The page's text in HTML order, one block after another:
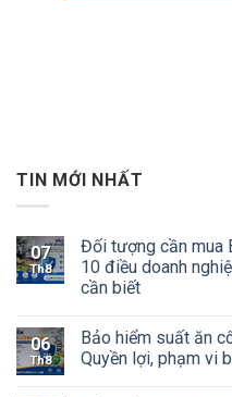
TIN MỚI NHẤT
07
Th8
Đối tượng cần mua
10 điều doanh
cần biết
06
Th8
Bảo hiểm suất ăn
Quyền lợi, phạm vi